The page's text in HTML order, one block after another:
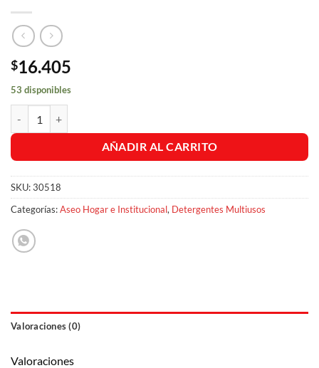
$16.405
53 disponibles
AÑADIR AL CARRITO
SKU:30518
Categorías:Aseo Hogar e Institucional, Detergentes Multiusos
Valoraciones (0)
Valoraciones